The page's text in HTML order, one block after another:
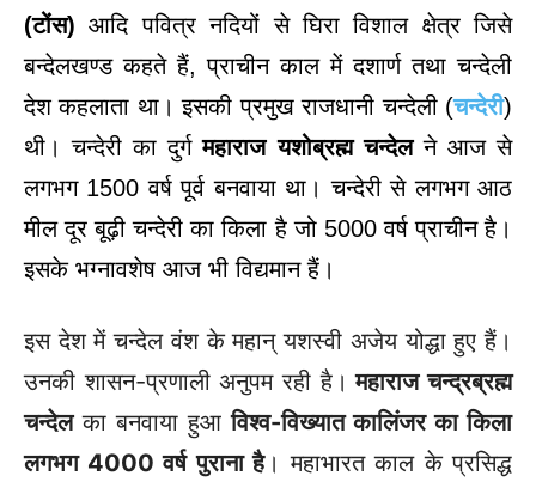
(टोंस) आदि पवित्र नदियों से घिरा विशाल क्षेत्र जिसे
बन्देलखण्ड कहते हैं, प्राचीन काल में दशार्ण तथा चन्देली
देश कहलाता था। इसकी प्रमुख राजधानी चन्देली (चन्देरी)
थी। चन्देरी का दुर्गमहाराज यशोब्रह्म चन्देलने आज से
लगभग 1500 वर्ष पूर्व बनवाया था। चन्देरी से लगभग आठ
मील दूर बूढ़ी चन्देरी का किला है जो 5000 वर्ष प्राचीन है।
इसके भग्नावशेष आज भी विद्यमान हैं।
इस देश में चन्देल वंश के महान् यशस्वी अजेय योद्धा हुए हैं।
उनकी शासन-प्रणाली अनुपम रही है। महाराज चन्द्रब्रह्म
चन्देलका बनवाया हुआविश्व-विख्यात कालिंजर का किला
लगभग 4000 वर्ष पुराना है। महाभारत काल के प्रसिद्ध